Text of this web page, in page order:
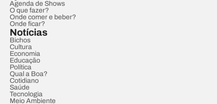
Agenda de Shows
O que fazer?
Onde comer e beber?
Onde ficar?
Notícias
Bichos
Cultura
Economia
Educação
Política
Qual a Boa?
Cotidiano
Saúde
Tecnologia
Meio Ambiente